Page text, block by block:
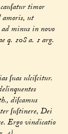
timor
amoris, ut
minus in novo
q. 108 a. 1 arg.
ſuas ulciſcitur.
diſcamus
ſuſtinere, Dei
Ergo vindicatio